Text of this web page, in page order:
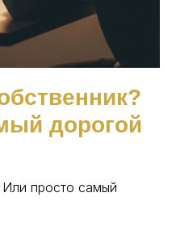
дорогой
просто самый